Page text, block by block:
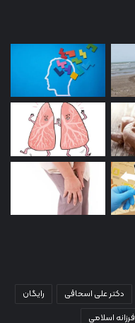
دکتر علی اسحاقی
رایگان
فرزانه اسلامی